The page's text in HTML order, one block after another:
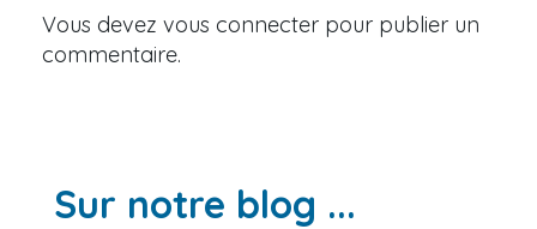
Vous devez vous connecter pour publier un
commentaire.
Sur notre blog ...